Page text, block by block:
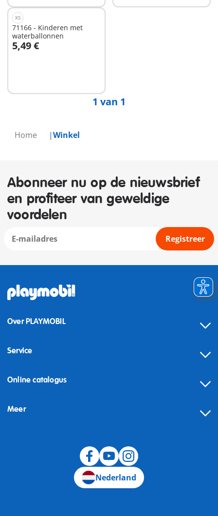
Home Winkel
XS
71166 - Kinderen met
waterballonnen
5,49 €
1 van 1
Abonneer nu op de nieuwsbrief
en profiteer van geweldige
voordelen
Registreer
Over PLAYMOBIL
Service
Online catalogus
Meer
Nederland